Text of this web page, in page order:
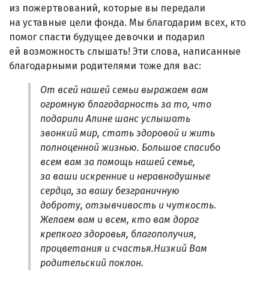
из пожертвований, которые вы передали
на уставные цели фонда. Мы благодарим всех, кто
помог спасти будущее девочки и подарил
ей возможность слышать! Эти слова, написанные
благодарными родителями тоже для вас:
От всей нашей семьи выражаем вам
огромную благодарность за то, что
подарили Алине шанс услышать
звонкий мир, стать здоровой и жить
полноценной жизнью. Большое спасибо
всем вам за помощь нашей семье,
за ваши искренние и неравнодушные
сердца, за вашу безграничную
доброту, отзывчивость и чуткость.
Желаем вам и всем, кто вам дорог
крепкого здоровья, благополучия,
процветания и счастья.Низкий Вам
родительский поклон.